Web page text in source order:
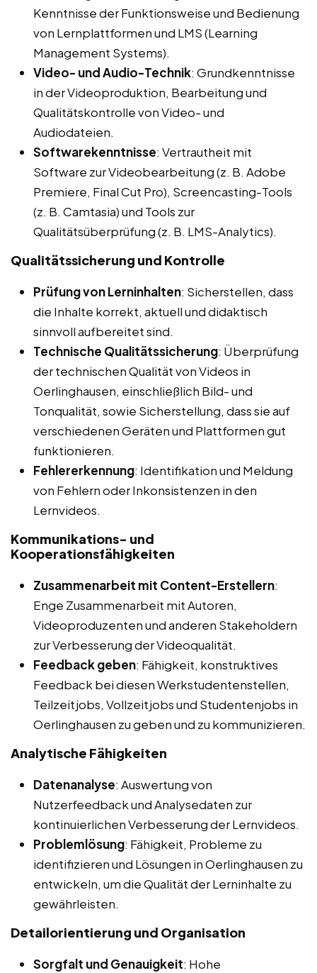
Kenntnisse der Funktionsweise und Bedienung
von Lernplattformen und LMS (Learning
Management Systems).
Video- und Audio-Technik: Grundkenntnisse
in der Videoproduktion, Bearbeitung und
Qualitätskontrolle von Video- und
Audiodateien.
Softwarekenntnisse: Vertrautheit mit
Software zur Videobearbeitung (z. B. Adobe
Premiere, Final Cut Pro), Screencasting-Tools
(z. B. Camtasia) und Tools zur
Qualitätsüberprüfung (z. B. LMS-Analytics).
Qualitätssicherung und Kontrolle
Prüfung von Lerninhalten: Sicherstellen, dass
die Inhalte korrekt, aktuell und didaktisch
sinnvoll aufbereitet sind.
Technische Qualitätssicherung: Überprüfung
der technischen Qualität von Videos in
Oerlinghausen, einschließlich Bild- und
Tonqualität, sowie Sicherstellung, dass sie auf
verschiedenen Geräten und Plattformen gut
funktionieren.
Fehlererkennung: Identifikation und Meldung
von Fehlern oder Inkonsistenzen in den
Lernvideos.
Kommunikations- und
Kooperationsfähigkeiten
Zusammenarbeit mit Content-Erstellern:
Enge Zusammenarbeit mit Autoren,
Videoproduzenten und anderen Stakeholdern
zur Verbesserung der Videoqualität.
Feedback geben: Fähigkeit, konstruktives
Feedback bei diesen Werkstudentenstellen,
Teilzeitjobs, Vollzeitjobs und Studentenjobs in
Oerlinghausen zu geben und zu kommunizieren.
Analytische Fähigkeiten
Datenanalyse: Auswertung von
Nutzerfeedback und Analysedaten zur
kontinuierlichen Verbesserung der Lernvideos.
Problemlösung: Fähigkeit, Probleme zu
identifizieren und Lösungen in Oerlinghausen zu
entwickeln, um die Qualität der Lerninhalte zu
gewährleisten.
Detailorientierung und Organisation
Sorgfalt und Genauigkeit: Hohe